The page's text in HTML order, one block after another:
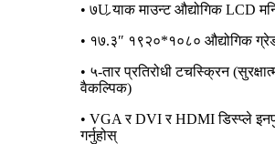
• ७U र्‍याक माउन्ट औद्योगिक LCD
• १७.३″ १९२०*१०८० औद्योगिक
• ५-तार प्रतिरोधी टचस्क्रिन
वैकल्पिक)
• VGA र DVI र HDMI डिस्प्ले
गर्नुहोस्